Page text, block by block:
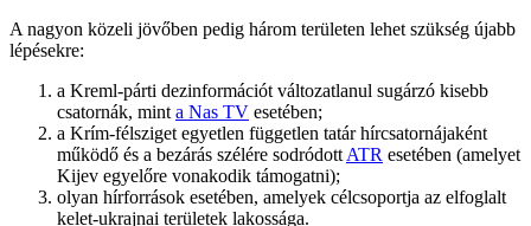
A nagyon közeli jövőben pedig három területen lehet szükség újabb
lépésekre:
a Kreml-párti dezinformációt változatlanul sugárzó kisebb
csatornák, mint a Nas TV esetében;
a Krím-félsziget egyetlen független tatár hírcsatornájaként
működő és a bezárás szélére sodródott ATR esetében (amelyet
Kijev egyelőre vonakodik támogatni);
olyan hírforrások esetében, amelyek célcsoportja az elfoglalt
kelet-ukrajnai területek lakossága.